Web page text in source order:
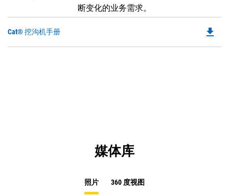
断变化的业务需求。
Cat® 挖沟机手册 file_download
媒体库
照片 360 度视图